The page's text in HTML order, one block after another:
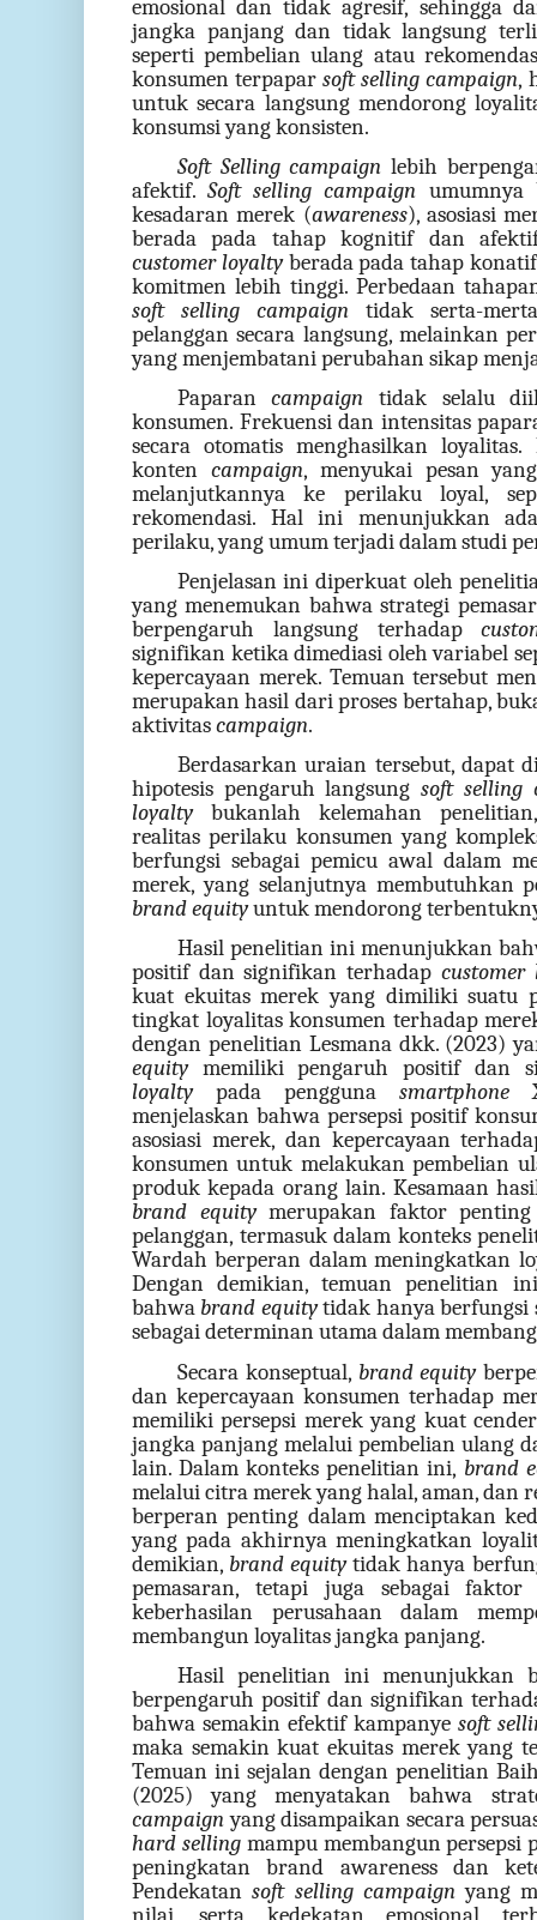
emosional dan tidak agresif, sehingga
jangka panjang dan tidak langsung
seperti pembelian ulang atau
konsumen terpaparsoft selling campaign,
untuk secara langsung mendorong
konsumsi yang konsisten.
Soft Selling campaign lebih
afektif.Soft selling campaign umumnya
kesadaran merek (awareness), asosiasi
berada pada tahap kognitif dan
customer loyaltyberada pada tahap
komitmen lebih tinggi. Perbedaan
soft selling campaign tidak serta-
pelanggan secara langsung, melainkan
yang menjembatani perubahan sikap
Paparancampaign tidak selalu
konsumen. Frekuensi dan intensitas
secara otomatis menghasilkan
konten campaign, menyukai pesan
melanjutkannya ke perilaku loyal,
rekomendasi. Hal ini menunjukkan
perilaku, yang umum terjadi dalam studi
Penjelasan ini diperkuat oleh
yang menemukan bahwa strategi
berpengaruh langsung terhadap
signifikan ketika dimediasi oleh variabel
kepercayaan merek. Temuan tersebut
merupakan hasil dari proses bertahap,
aktivitascampaign.
Berdasarkan uraian tersebut, dapat
hipotesis pengaruh langsungsoft selling
loyaltybukanlah kelemahan
realitas perilaku konsumen yang
berfungsi sebagai pemicu awal dalam
merek, yang selanjutnya membutuhkan
brand equityuntuk mendorong
Hasil penelitian ini menunjukkan
positif dan signifikan terhadap customer
kuat ekuitas merek yang dimiliki suatu
tingkat loyalitas konsumen terhadap
dengan penelitian Lesmana dkk. (2023)
equitymemiliki pengaruh positif dan
loyaltypada pengguna smartphone
menjelaskan bahwa persepsi positif
asosiasi merek, dan kepercayaan
konsumen untuk melakukan pembelian
produk kepada orang lain. Kesamaan
brand equitymerupakan faktor penting
pelanggan, termasuk dalam konteks
Wardah berperan dalam meningkatkan
Dengan demikian, temuan penelitian
bahwa brand equitytidak hanya berfungsi
sebagai determinan utama dalam
Secara konseptual, brand equity
dan kepercayaan konsumen terhadap
memiliki persepsi merek yang kuat
jangka panjang melalui pembelian ulang
lain. Dalam konteks penelitian ini, brand
melalui citra merek yang halal, aman, dan
berperan penting dalam menciptakan
yang pada akhirnya meningkatkan
demikian, brand equitytidak hanya
pemasaran, tetapi juga sebagai
keberhasilan perusahaan dalam
membangun loyalitas jangka panjang.
Hasil penelitian ini menunjukkan
berpengaruh positif dan signifikan
bahwa semakin efektif kampanye soft
maka semakin kuat ekuitas merek yang
Temuan ini sejalan dengan penelitian
(2025) yang menyatakan bahwa
campaignyang disampaikan secara
hard sellingmampu membangun persepsi
peningkatan brand awareness dan
Pendekatansoft selling campaignyang